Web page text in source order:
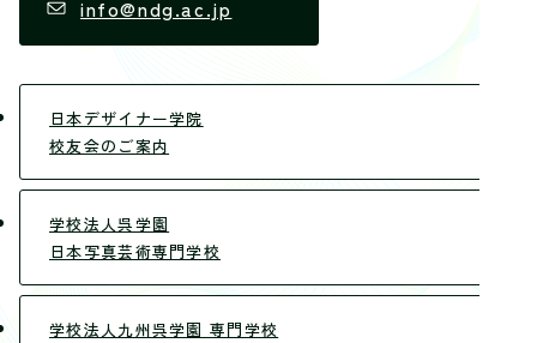
info@ndg.ac.jp
日本デザイナー学院
校友会のご案内
学校法人呉学園
日本写真芸術専門学校
学校法人九州呉学園 専門学校